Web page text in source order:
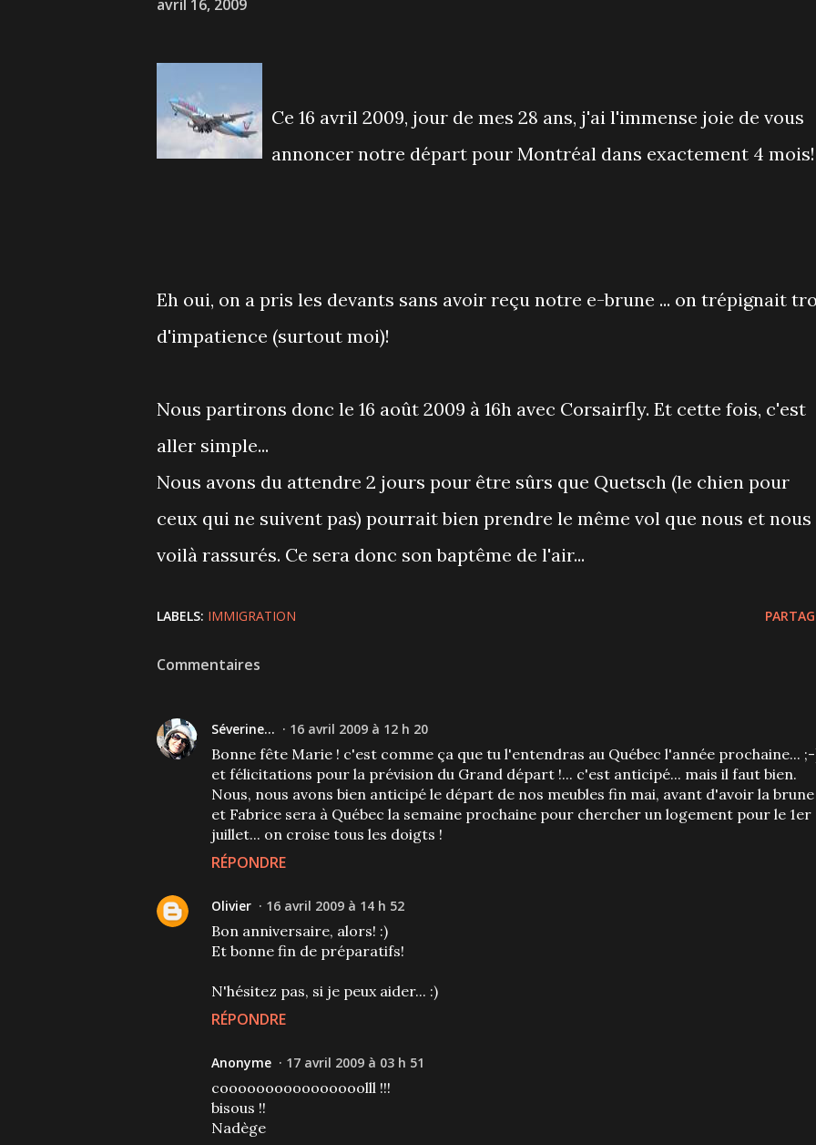
avril 16, 2009
Ce 16 avril 2009, jour de mes 28 ans, j'ai l'immense joie de vous
annoncer notre départ pour Montréal dans exactement 4 mois!
Eh oui, on a pris les devants sans avoir reçu notre e-brune ... on trépignait
d'impatience (surtout moi)!
Nous partirons donc le 16 août 2009 à 16h avec Corsairfly. Et cette fois, c'est
aller simple...
Nous avons du attendre 2 jours pour être sûrs que Quetsch (le chien pour
ceux qui ne suivent pas) pourrait bien prendre le même vol que nous et nous
voilà rassurés. Ce sera donc son baptême de l'air...
LABELS: IMMIGRATION
Commentaires
Séverine... 16 avril 2009 à 12 h 20
Bonne fête Marie ! c'est comme ça que tu l'entendras au Québec l'année prochaine...
et félicitations pour la prévision du Grand départ !... c'est anticipé... mais il faut bien.
Nous, nous avons bien anticipé le départ de nos meubles fin mai, avant d'avoir la brune
et Fabrice sera à Québec la semaine prochaine pour chercher un logement pour le 1er
juillet... on croise tous les doigts !
RÉPONDRE
Olivier 16 avril 2009 à 14 h 52
Bon anniversaire, alors! :)
Et bonne fin de préparatifs!
N'hésitez pas, si je peux aider... :)
RÉPONDRE
Anonyme 17 avril 2009 à 03 h 51
coooooooooooooooolll !!!
bisous !!
Nadège